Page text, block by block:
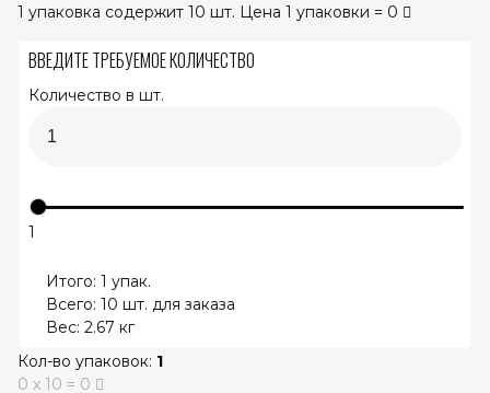
1 упаковка содержит 10 шт. Цена 1 упаковки = 0
ВВЕДИТЕ ТРЕБУЕМОЕ КОЛИЧЕСТВО
Количество в шт.
1
Итого:1 упак.
Всего:10 шт. для заказа
Вес:2.67 кг
Кол-во упаковок: 1
0 x 10 = 0